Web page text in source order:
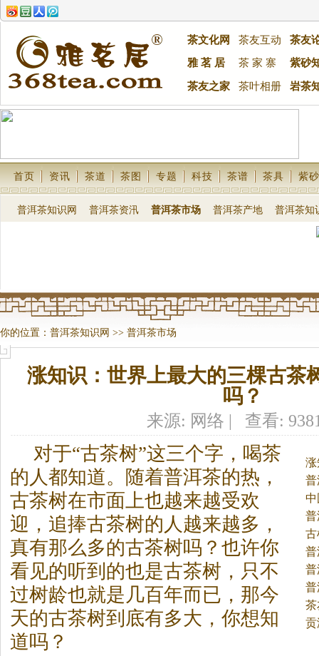
茶文化网 茶友互动
茶友
雅 茗 居
茶 家 寨 紫砂
茶友之家 茶叶相册 岩茶
首页 资讯 茶道 茶图 专题 科技 茶谱 茶具 紫砂
普洱茶知识网 普洱茶资汛 普洱茶市场 普洱茶产地 普洱茶知
你的位置： 普洱茶知识网 >> 普洱茶市场
涨知识：世界上最大的三棵古茶
吗？
来源: 网络 | 查看:
树
普
云
须
较
文
品
对于“古茶树”这三个字，喝茶
的人都知道。 随着普洱茶的热，
古茶树在市面上也越来越受欢
迎，追捧古茶树的人越来越多，
真有那么多的古茶树吗？也许你
看见的听到的也是古茶树，只不
过树龄也就是几百年而已，那今
天的古茶树到底有多大，你想知
道吗？